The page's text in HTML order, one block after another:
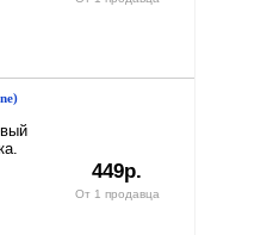
449р.
От 1 продавца